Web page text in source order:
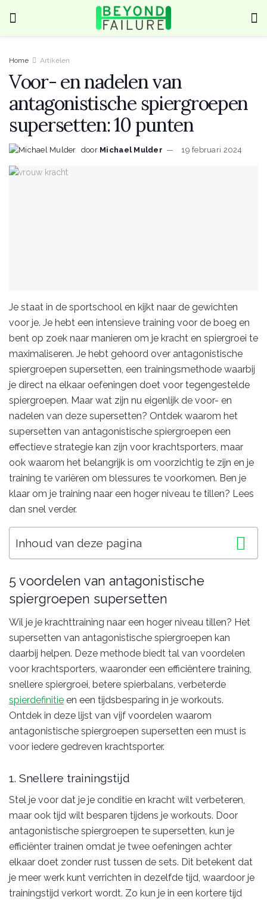
Home Artikelen
Voor- en nadelen van
antagonistische spiergroepen
supersetten: 10 punten
door Michael Mulder 19 februari 2024
Je staat in de sportschool en kijkt naar de gewichten
voor je. Je hebt een intensieve training voor de boeg en
bent op zoek naar manieren om je kracht en spiergroei te
maximaliseren. Je hebt gehoord over antagonistische
spiergroepen supersetten, een trainingsmethode waarbij
je direct na elkaar oefeningen doet voor tegengestelde
spiergroepen. Maar wat zijn nu eigenlijk de voor- en
nadelen van deze supersetten? Ontdek waarom het
supersetten van antagonistische spiergroepen een
effectieve strategie kan zijn voor krachtsporters, maar
ook waarom het belangrijk is om voorzichtig te zijn en je
training te variëren om blessures te voorkomen. Ben je
klaar om je training naar een hoger niveau te tillen? Lees
dan snel verder.
Inhoud van deze pagina
5 voordelen van antagonistische
spiergroepen supersetten
Wil je je krachttraining naar een hoger niveau tillen? Het
supersetten van antagonistische spiergroepen kan
daarbij helpen. Deze methode biedt tal van voordelen
voor krachtsporters, waaronder een efficiëntere training,
snellere spiergroei, betere spierbalans, verbeterde
spierdefinitie en een tijdsbesparing in je workouts.
Ontdek in deze lijst van vijf voordelen waarom
antagonistische spiergroepen supersetten een must is
voor iedere gedreven krachtsporter.
1. Snellere trainingstijd
Stel je voor dat je je conditie en kracht wilt verbeteren,
maar ook tijd wilt besparen tijdens je workouts. Door
antagonistische spiergroepen te supersetten, kun je
efficiënter trainen omdat je twee oefeningen achter
elkaar doet zonder rust tussen de sets. Dit betekent dat
je meer werk kunt verrichten in dezelfde tijd, waardoor je
trainingstijd verkort wordt. Zo kun je in een kortere tijd